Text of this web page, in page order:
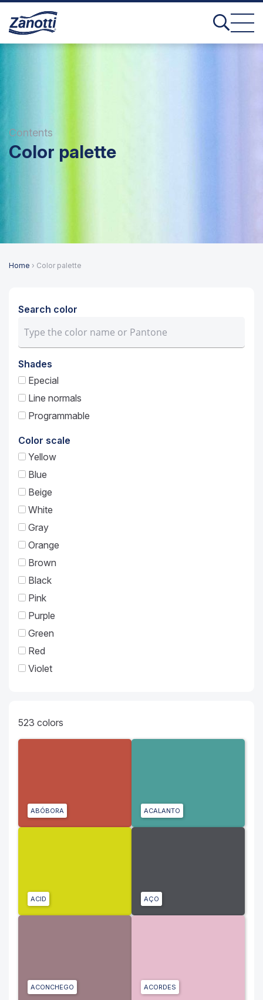
Contents
Color palette
Home › Color palette
Search color
Shades
Epecial
Line normals
Programmable
Color scale
Yellow
Blue
Beige
White
Gray
Orange
Brown
Black
Pink
Purple
Green
Red
Violet
523 colors
ABÓBORA ACALANTO
ACID AÇO
ACONCHEGO ACORDES